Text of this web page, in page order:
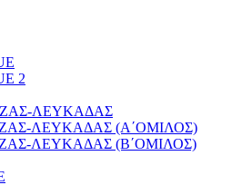
2
ΛΕΥΚΑΔΑΣ
ΛΕΥΚΑΔΑΣ (Α΄ΟΜΙΛΟΣ)
ΛΕΥΚΑΔΑΣ (Β΄ΟΜΙΛΟΣ)